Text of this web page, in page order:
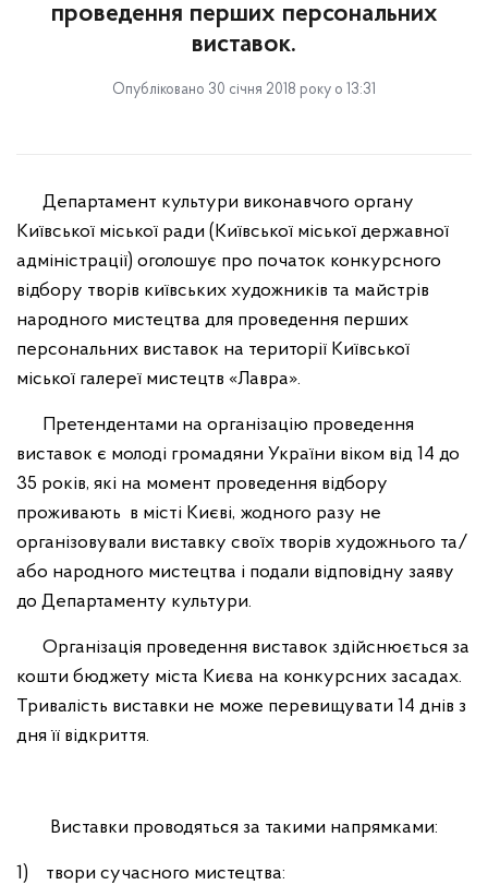
проведення перших персональних
виставок.
Опубліковано 30 січня 2018 року о 13:31
Департамент культури виконавчого органу
Київської міської ради (Київської міської державної
адміністрації) оголошує про початок конкурсного
відбору творів київських художників та майстрів
народного мистецтва для проведення перших
персональних виставок на території Київської
міської галереї мистецтв «Лавра».
Претендентами на організацію проведення
виставок є молоді громадяни України віком від 14 до
35 років, які на момент проведення відбору
проживають в місті Києві, жодного разу не
організовували виставку своїх творів художнього та/
або народного мистецтва і подали відповідну заяву
до Департаменту культури.
Організація проведення виставок здійснюється за
кошти бюджету міста Києва на конкурсних засадах.
Тривалість виставки не може перевищувати 14 днів з
дня її відкриття.
Виставки проводяться за такими напрямками:
1) твори сучасного мистецтва: